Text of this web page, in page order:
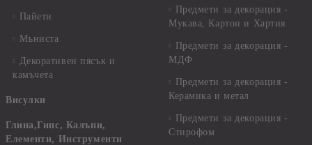
Пайети
Мъниста
Декоративен пясък и
камъчета
Висулки
Глина,Гипс, Калъпи,
Елементи, Инструменти
Предмети за декорация -
Мукава, Картон и Хартия
Предмети за декорация -
МДФ
Предмети за декорация -
Керамика и метал
Предмети за декорация -
Стирофом